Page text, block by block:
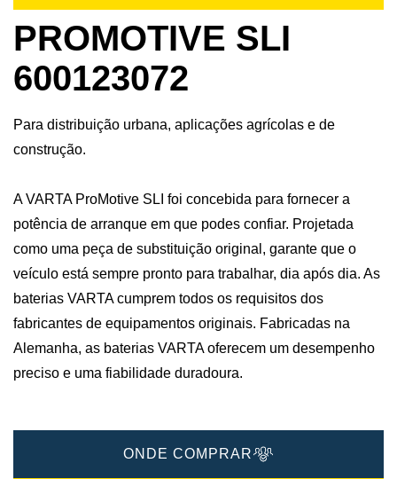
PROMOTIVE SLI
600123072
Para distribuição urbana, aplicações agrícolas e de
construção.
A VARTA ProMotive SLI foi concebida para fornecer a
potência de arranque em que podes confiar. Projetada
como uma peça de substituição original, garante que o
veículo está sempre pronto para trabalhar, dia após dia. As
baterias VARTA cumprem todos os requisitos dos
fabricantes de equipamentos originais. Fabricadas na
Alemanha, as baterias VARTA oferecem um desempenho
preciso e uma fiabilidade duradoura.
ONDE COMPRAR